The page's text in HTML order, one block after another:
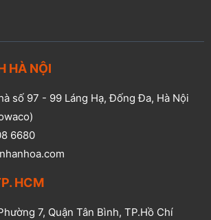
HÀ NỘI
số 97 - 99 Láng Hạ, Đống Đa, Hà Nội
6680
HCM​
7, Quận Tân Bình, TP.Hồ Chí